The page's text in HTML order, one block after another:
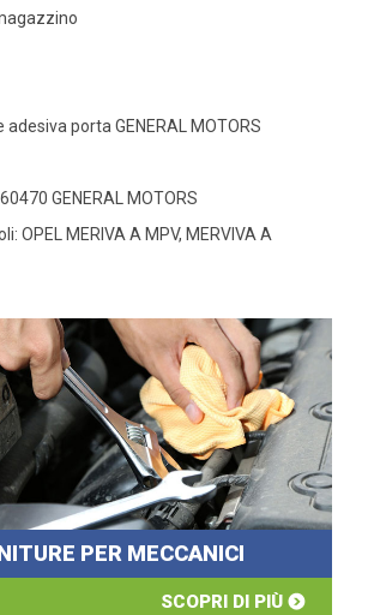
porta GENERAL MOTORS
GENERAL MOTORS
OPEL MERIVA A MPV, MERVIVA A
PER MECCANICI
SCOPRI DI PIÙ